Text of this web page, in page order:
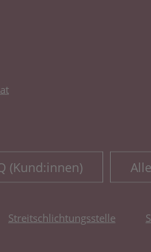
(Kund:innen)
Streitschlichtungsstelle